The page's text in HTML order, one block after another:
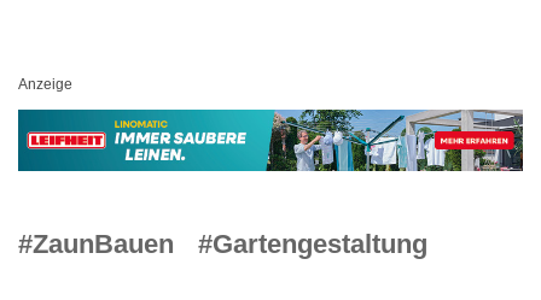
Anzeige
#ZaunBauen #Gartengestaltung